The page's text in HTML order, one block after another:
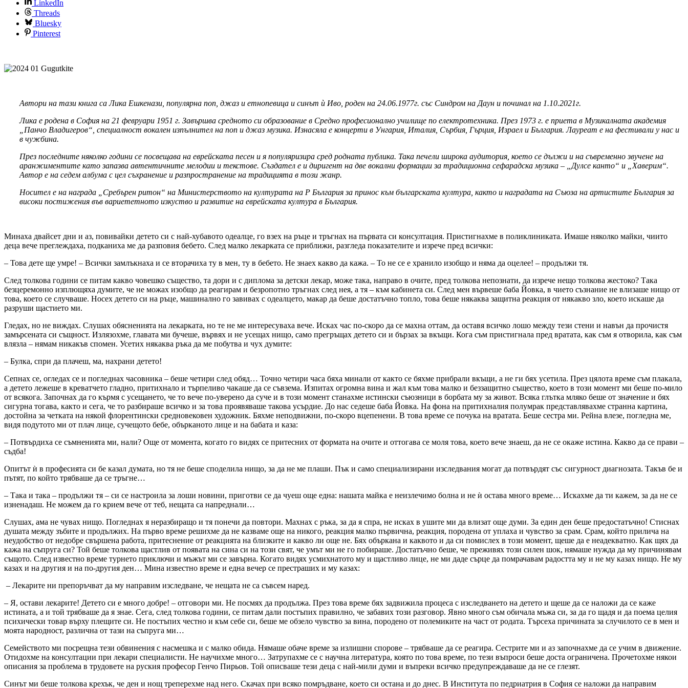
LinkedIn
Threads
Bluesky
Pinterest
Автори на тази книга са Лика Ешкенази, популярна поп, джаз и етнопевица и синът ѝ Иво, роден на 24.06.1977г. със Синдром на Даун и починал на 1.10.2021г.
Лика е родена в София на 21 февруари 1951 г. Завършва средното си образование в Средно професионално училище по електротехника. През 1973 г. е приета в Музикалната академия
„Панчо Владигеров“, специалност вокален изпълнител на поп и джаз музика. Изнасяла е концерти в Унгария, Италия, Сърбия, Гърция, Израел и България. Лауреат е на фестивали у нас и
в чужбина.
През последните няколко години се посвещава на еврейската песен и я популяризира сред родната публика. Така печели широка аудитория, което се дължи и на съвременно звучене на
аранжиментите като запазва автентичните мелодии и текстове. Създател е и диригент на две вокални формации за традиционна сефарадска музика – „Дулсе канто“ и „Хаверим“.
Автор е на седем албума с цел съхранение и разпространение на традицията в този жанр.
Носител е на награда „Сребърен ритон“ на Министерството на културата на Р България за принос към българската култура, както и наградата на Съюза на артистите България за
високи постижения във вариететното изкуство и развитие на еврейската култура в България.
Минаха двайсет дни и аз, повивайки детето си с най-хубавото одеалце, го взех на ръце и тръгнах на първата си консултация. Пристигнахме в поликлиниката. Имаше няколко майки, чиито
деца вече преглеждаха, подканиха ме да разповия бебето. След малко лекарката се приближи, разгледа показателите и изрече пред всички:
– Това дете ще умре! – Всички замлъкнаха и се вторачиха ту в мен, ту в бебето. Не знаех какво да кажа. – То не се е хранило изобщо и няма да оцелее! – продължи тя.
След толкова години се питам какво човешко същество, та дори и с диплома за детски лекар, може така, направо в очите, пред толкова непознати, да изрече нещо толкова жестоко? Така
безцеремонно изплющяха думите, че не можах изобщо да реагирам и безропотно тръгнах след нея, а тя – към кабинета си. След мен вървеше баба Йовка, в чието съзнание не влизаше нищо от
това, което се случваше. Носех детето си на ръце, машинално го завивах с одеалцето, макар да беше достатъчно топло, това беше някаква защитна реакция от някакво зло, което искаше да
разруши щастието ми.
Гледах, но не виждах. Слушах обясненията на лекарката, но те не ме интересуваха вече. Исках час по-скоро да се махна оттам, да оставя всичко лошо между тези стени и навън да прочистя
замърсената си същност. Излязохме, главата ми бучеше, вървях и не усещах нищо, само прегръщах детето си и бързах за вкъщи. Кога съм пристигнала пред вратата, как съм я отворила, как съм
влязла – нямам никакъв спомен. Усетих някаква ръка да ме побутва и чух думите:
– Булка, спри да плачеш, ма, нахрани детето!
Сепнах се, огледах се и погледнах часовника – беше четири след обяд… Точно четири часа бяха минали от както се бяхме прибрали вкъщи, а не ги бях усетила. През цялота време съм плакала,
а детето лежеше в креватчето гладно, притихнало и търпеливо чакаше да се съвзема. Изпитах огромна вина и жал към това малко и беззащитно същество, което в този момент ми беше по-мило
от всякога. Започнах да го кърмя с усещането, че то вече по-уверено да суче и в този момент станахме истински съюзници в борбата му за живот. Всяка глътка мляко беше от значение и бях
сигурна тогава, както и сега, че то разбираше всичко и за това проявяваше такова усърдие. До нас седеше баба Йовка. На фона на притихналия полумрак представлявахме странна картина,
достойна за четката на някой флорентински средновековен художник. Бяхме неподвижни, по-скоро вцепенени. В това време се почука на вратата. Беше сестра ми. Рейна влезе, погледна ме,
видя подутото ми от плач лице, сучещото бебе, обърканото лице и на бабата и каза:
– Потвърдиха се съмненията ми, нали? Още от момента, когато го видях се притесних от формата на очите и оттогава се моля това, което вече знаеш, да не се окаже истина. Какво да се прави –
съдба!
Опитът ѝ в професията си бе казал думата, но тя не беше споделила нищо, за да не ме плаши. Пък и само специализирани изследвания могат да потвърдят със сигурност диагнозата. Такъв бе и
пътят, по който трябваше да се тръгне…
– Така и така – продължи тя – си се настроила за лоши новини, приготви се да чуеш още една: нашата майка е неизлечимо болна и не ѝ остава много време… Искахме да ти кажем, за да не се
изненадаш. Не можем да го крием вече от теб, нещата са напреднали…
Слушах, ама не чувах нищо. Погледнах я неразбиращо и тя понечи да повтори. Махнах с ръка, за да я спра, не исках в ушите ми да влизат още думи. За един ден беше предостатъчно! Стиснах
душата между зъбите и продължих. На първо време решихме да не казваме още на никого, реакция малко първична, реакция, породена от уплаха и чувство за срам. Срам, който прилича на
неудобство от недобре свършена работа, притеснение от реакцията на близките и какво ли още не. Бях объркана и каквото и да си помислех в този момент, щеше да е неадекватно. Как щях да
кажа на съпруга си? Той беше толкова щастлив от появата на сина си на този свят, че умът ми не го побираше. Достатъчно беше, че преживях този силен шок, нямаше нужда да му причинявам
същото. След известно време турнето приключи и мъжът ми се завърна. Когато видях усмихнатото му и щастливо лице, не ми даде сърце да помрачавам радостта му и не му казах нищо. Не му
казах и на другия и на по-другия ден… Мина известно време и една вечер се престраших и му казах:
– Лекарите ни препоръчват да му направим изследване, че нещата не са съвсем наред.
– Я, остави лекарите! Детето си е много добре! – отговори ми. Не посмях да продължа. През това време бях задвижила процеса с изследването на детето и щеше да се наложи да се каже
истината, а и той трябваше да я знае. Сега, след толкова години, се питам дали постъпих правилно, че забавих този разговор. Явно много съм обичала мъжа си, за да го щадя и да поема целия
психически товар върху плещите си. Не постъпих честно и към себе си, беше ме обзело чувство за вина, породено от полемиките на част от родата. Търсеха причината за случилото се в мен и
моята народност, различна от тази на съпруга ми…
Семейството ми посрещна тези обвинения с насмешка и с малко обида. Нямаше обаче време за излишни спорове – трябваше да се реагира. Сестрите ми и аз започнахме да се учим в движение.
Отидохме на консултации при лекари специалисти. Не научихме много… Затрупахме се с научна литература, която по това време, по тези въпроси беше доста ограничена. Прочетохме някои
описания за проблема в трудовете на руския професор Генчо Пирьов. Той описваше тези деца с най-мили думи и въпреки всичко предупреждаваше да не се глезят.
Синът ми беше толкова крехък, че ден и нощ треперехме над него. Скачах при всяко помръдване, което си остана и до днес. В Института по педриатрия в София се наложи да направим